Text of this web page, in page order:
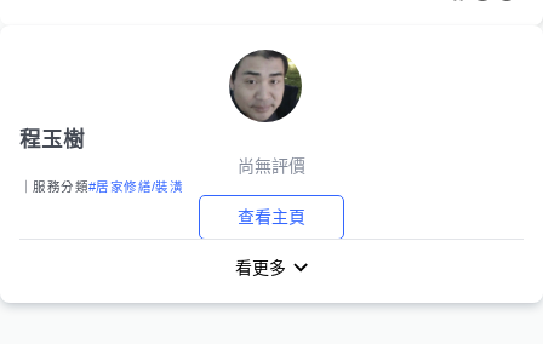
程玉樹
尚無評價
｜服務分類#居家修繕/裝潢
查看主頁
看更多